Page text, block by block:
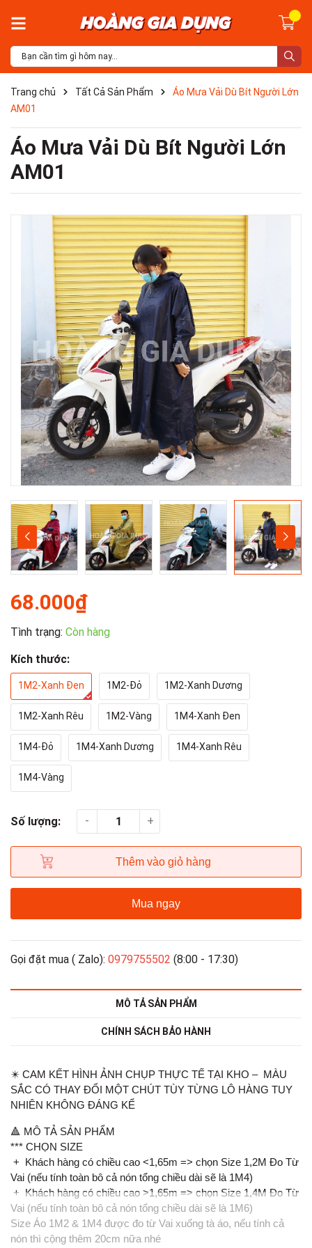
Trang chủ Tất Cả Sản Phẩm
Áo Mưa Vải Dù Bít Người Lớn
AM01
Áo Mưa Vải Dù Bít Người Lớn
AM01
68.000₫
Tình trạng: Còn hàng
Kích thước:
1M2-Xanh Đen 1M2-Đỏ 1M2-Xanh Dương
1M2-Xanh Rêu 1M2-Vàng 1M4-Xanh Đen
1M4-Đỏ 1M4-Xanh Dương 1M4-Xanh Rêu
1M4-Vàng
Số lượng: - +
Thêm vào giỏ hàng
Mua ngay
Gọi đặt mua ( Zalo): 0979755502 (8:00 - 17:30)
MÔ TẢ SẢN PHẨM
CHÍNH SÁCH BẢO HÀNH
✴️ CAM KẾT HÌNH ẢNH CHỤP THỰC TẾ TẠI KHO – MÀU
SẮC CÓ THAY ĐỔI MỘT CHÚT TÙY TỪNG LÔ HÀNG TUY
NHIÊN KHÔNG ĐÁNG KỂ
🔺 MÔ TẢ SẢN PHẨM
*** CHỌN SIZE
+ Khách hàng có chiều cao <1,65m => chọn Size 1,2M Đo Từ
Vai (nếu tính toàn bô cả nón tổng chiều dài sẽ là 1M4)
+ Khách hàng có chiều cao >1,65m => chọn Size 1,4M Đo Từ
Vai (nếu tính toàn bô cả nón tổng chiều dài sẽ là 1M6)
Size Áo 1M2 & 1M4 được đo từ Vai xuống tà áo, nếu tính cả
nón thì cộng thêm 20cm nữa nhé